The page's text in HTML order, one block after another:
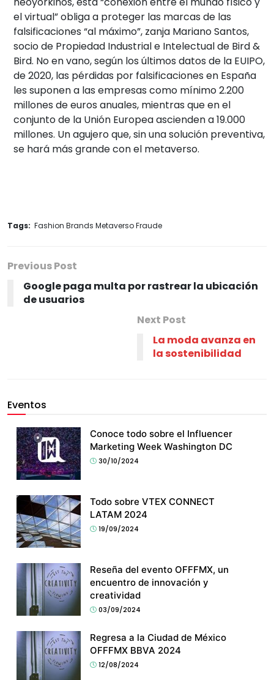
el virtual” obliga a proteger las marcas de las
falsificaciones “al máximo”, zanja Mariano Santos,
socio de Propiedad Industrial e Intelectual de Bird &
Bird. No en vano, según los últimos datos de la EUIPO,
de 2020, las pérdidas por falsificaciones en España
les suponen a las empresas como mínimo 2.200
millones de euros anuales, mientras que en el
conjunto de la Unión Europea ascienden a 19.000
millones. Un agujero que, sin una solución preventiva,
se hará más grande con el metaverso.
Tags: Fashion Brands Metaverso Fraude
Previous Post
Google paga multa por rastrear la ubicación
de usuarios
Next Post
La moda avanza en
la sostenibilidad
Eventos
Conoce todo sobre el Influencer
Marketing Week Washington DC
30/10/2024
Todo sobre VTEX CONNECT
LATAM 2024
19/09/2024
Reseña del evento OFFFMX, un
encuentro de innovación y
creatividad
03/09/2024
Regresa a la Ciudad de México
OFFFMX BBVA 2024
12/08/2024